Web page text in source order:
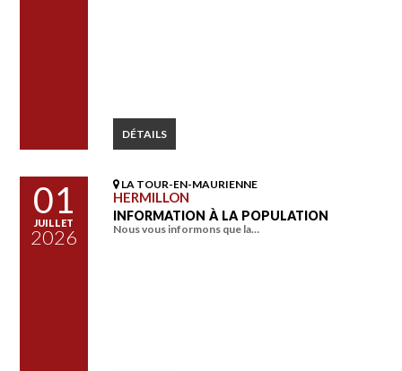
DÉTAILS
01
JUILLET
2026
LA TOUR-EN-MAURIENNE
HERMILLON
INFORMATION À LA POPULATION
Nous vous informons que la…